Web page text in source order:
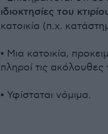
ιδιοκτησίες του
κατοικία (π.χ.
▪ Μια κατοικία,
πληροί τις
▪ Υφίσταται νόμιμα.